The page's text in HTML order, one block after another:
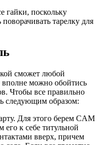
гайки, поскольку
тарелку для
сможет любой
вполне можно обойтись
Чтобы все правильно
следующим образом:
Для этого берем CAM
его к себе титульной
вверх, причем